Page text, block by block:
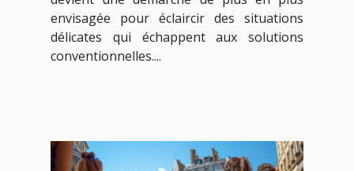
envisagée pour éclaircir des situations
délicates qui échappent aux solutions
conventionnelles....